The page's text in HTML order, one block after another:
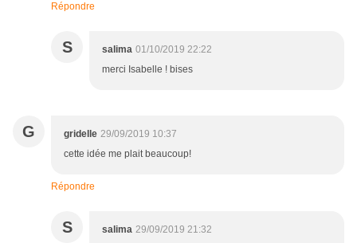
Répondre
S salima 01/10/2019 22:22
merci Isabelle ! bises
G gridelle 29/09/2019 10:37
cette idée me plait beaucoup!
Répondre
S salima 29/09/2019 21:32